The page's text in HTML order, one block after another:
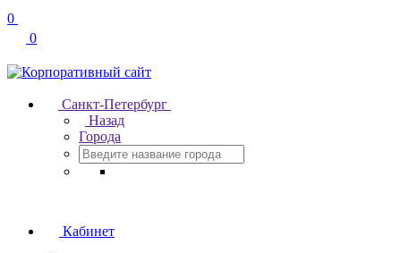
0
0
Санкт-Петербург
Назад
Города
Кабинет